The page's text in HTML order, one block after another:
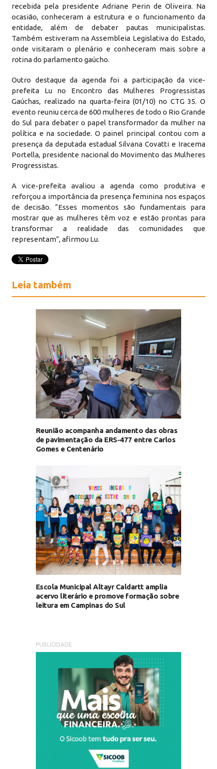
recebida pela presidente Adriane Perin de Oliveira. Na
ocasião, conheceram a estrutura e o funcionamento da
entidade, além de debater pautas municipalistas.
Também estiveram na Assembleia Legislativa do Estado,
onde visitaram o plenário e conheceram mais sobre a
rotina do parlamento gaúcho.
Outro destaque da agenda foi a participação da vice-
prefeita Lu no Encontro das Mulheres Progressistas
Gaúchas, realizado na quarta-feira (01/10) no CTG 35. O
evento reuniu cerca de 600 mulheres de todo o Rio Grande
do Sul para debater o papel transformador da mulher na
política e na sociedade. O painel principal contou com a
presença da deputada estadual Silvana Covatti e Iracema
Portella, presidente nacional do Movimento das Mulheres
Progressistas.
A vice-prefeita avaliou a agenda como produtiva e
reforçou a importância da presença feminina nos espaços
de decisão. “Esses momentos são fundamentais para
mostrar que as mulheres têm voz e estão prontas para
transformar a realidade das comunidades que
representam”, afirmou Lu.
Leia também
Reunião acompanha andamento das obras
de pavimentação da ERS-477 entre Carlos
Gomes e Centenário
Escola Municipal Altayr Caldartt amplia
acervo literário e promove formação sobre
leitura em Campinas do Sul
PUBLICIDADE